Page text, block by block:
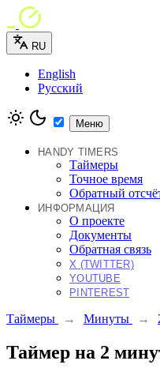
RU
English
Русский
Меню
HANDY TIMERS
Таймеры
Точное время
Обратный
ИНФОРМАЦИЯ
О проекте
Документы
Обратная связь
X (TWITTER)
YOUTUBE
PINTEREST
Таймеры → Минуты →
Таймер на 2